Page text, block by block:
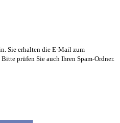
Sie erhalten die E-Mail zum
prüfen Sie auch Ihren Spam-Ordner.